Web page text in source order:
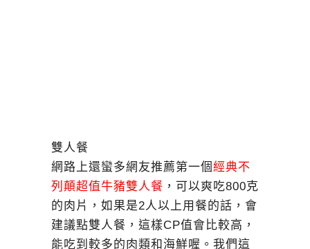
雙人餐
網路上還蠻多網友推薦第一個 經典不
列顛超值牛豬雙人餐 ，可以爽吃800克
的肉片，如果是2人以上用餐的話，會
建議點雙人餐，這樣CP值會比較高，
能吃到較多的肉類和海鮮喔。我們這